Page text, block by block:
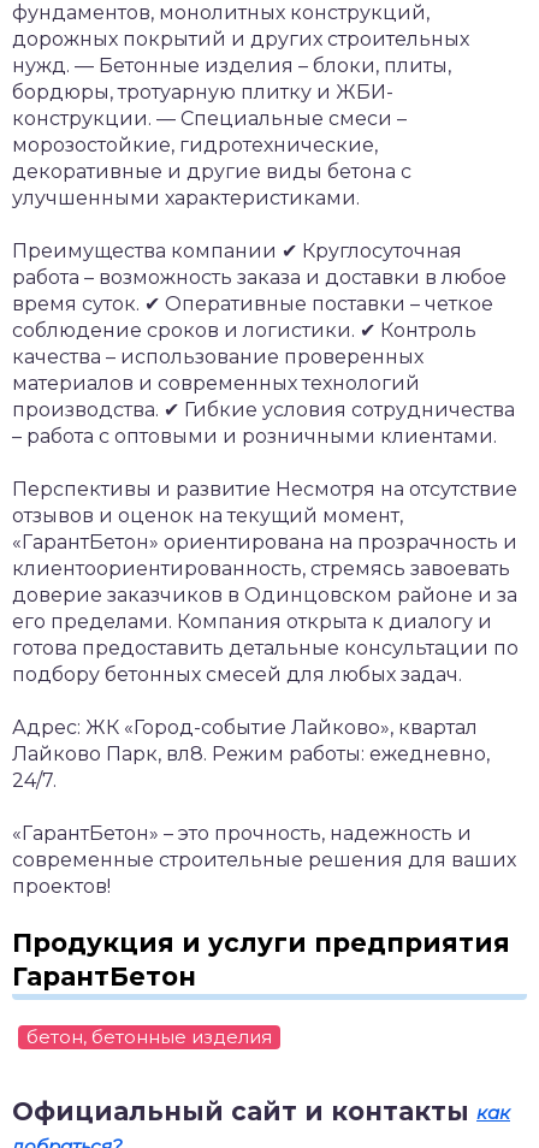
фундаментов, монолитных конструкций,
дорожных покрытий и других строительных
нужд. — Бетонные изделия – блоки, плиты,
бордюры, тротуарную плитку и ЖБИ-
конструкции. — Специальные смеси –
морозостойкие, гидротехнические,
декоративные и другие виды бетона с
улучшенными характеристиками.
Преимущества компании ✔ Круглосуточная
работа – возможность заказа и доставки в любое
время суток. ✔ Оперативные поставки – четкое
соблюдение сроков и логистики. ✔ Контроль
качества – использование проверенных
материалов и современных технологий
производства. ✔ Гибкие условия сотрудничества
– работа с оптовыми и розничными клиентами.
Перспективы и развитие Несмотря на отсутствие
отзывов и оценок на текущий момент,
«ГарантБетон» ориентирована на прозрачность и
клиентоориентированность, стремясь завоевать
доверие заказчиков в Одинцовском районе и за
его пределами. Компания открыта к диалогу и
готова предоставить детальные консультации по
подбору бетонных смесей для любых задач.
Адрес: ЖК «Город-событие Лайково», квартал
Лайково Парк, вл8. Режим работы: ежедневно,
24/7.
«ГарантБетон» – это прочность, надежность и
современные строительные решения для ваших
проектов!
Продукция и услуги предприятия
ГарантБетон
бетон, бетонные изделия
Официальный сайт и контакты как